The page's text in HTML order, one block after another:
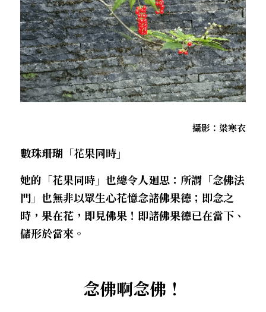
．杏葉詩
．閱讀與人生（上）——談閱讀對自我生
命的啟發
．閱讀與人生（下）——談閱讀對自我生
命的啟發
．黃昏之悸
．焚不滅的心
．死生流注
．刺桐心木
．聽聽，隔山的道人！
拄杖在手/隨身法藏
薔薇與棘原/現代小說・寓言小說・佛化小說
影之聲/電影內外觀
道在一切/影音
光光交會/導介・轉載
搜索
聯絡我們
攝影：梁寒衣
數珠珊瑚「花果同時」
她的「花果同時」也總令人廻思：所謂「念佛法
門」也無非以眾生心花憶念諸佛果德；即念之
時，果在花，即見佛果！即諸佛果德已在當下、
儲形於當來。
念佛啊念佛！